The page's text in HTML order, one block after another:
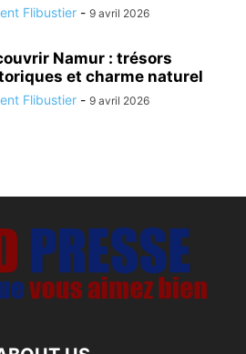
Flibustier - 9 avril 2026
Namur : trésors
et charme naturel
Flibustier - 9 avril 2026